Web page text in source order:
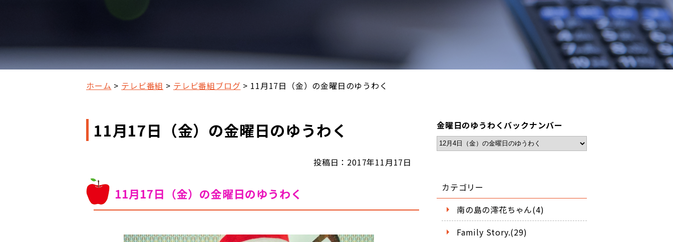
ホーム テレビ番組 テレビ番組ブログ 11月17日（金）の金曜日のゆうわく
11月17日（金）の金曜日のゆうわく
投稿日：2017年11月17日
11月17日（金）の金曜日のゆうわく
金曜日のゆうわくバックナンバー
カテゴリー
南の島の澪花ちゃん(4)
Family Story.(29)